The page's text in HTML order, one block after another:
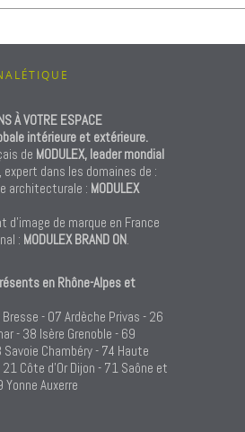
À VOTRE ESPACE
intérieure et extérieure.
de MODULEX, leader mondial
, expert dans les domaines de :
architecturale : MODULEX
d’image de marque en France
: MODULEX BRAND ON.
en Rhône-Alpes et
- 07 Ardèche Privas - 26
- 38 Isère Grenoble - 69
Savoie Chambéry - 74 Haute
21 Côte d'Or Dijon - 71 Saône et
Yonne Auxerre